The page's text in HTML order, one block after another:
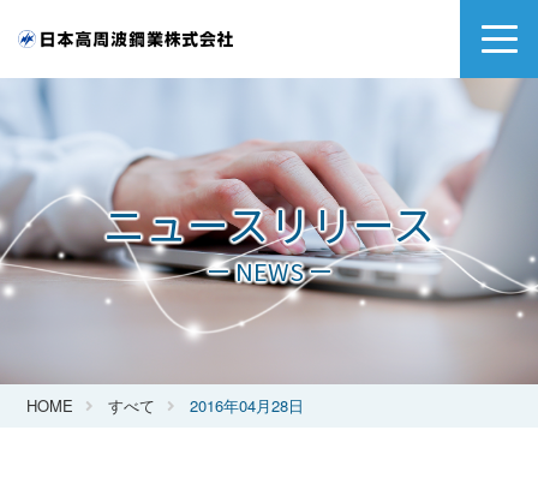
ニュースリリース
ー NEWS ー
HOME すべて 2016年04月28日